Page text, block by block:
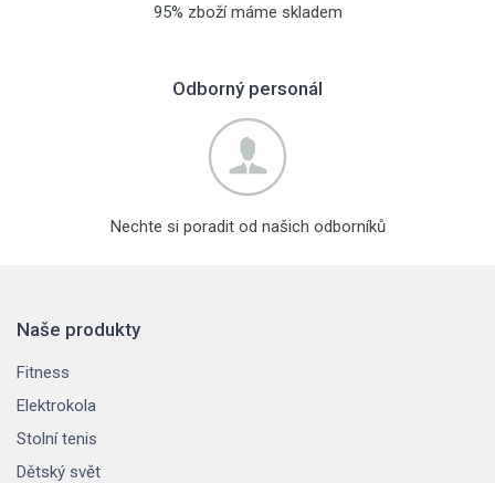
95% zboží máme skladem
Odborný personál
Nechte si poradit od našich odborníků
Naše produkty
Fitness
Elektrokola
Stolní tenis
Dětský svět